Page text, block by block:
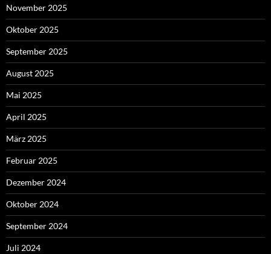
November 2025
Oktober 2025
September 2025
August 2025
Mai 2025
April 2025
März 2025
Februar 2025
Dezember 2024
Oktober 2024
September 2024
Juli 2024